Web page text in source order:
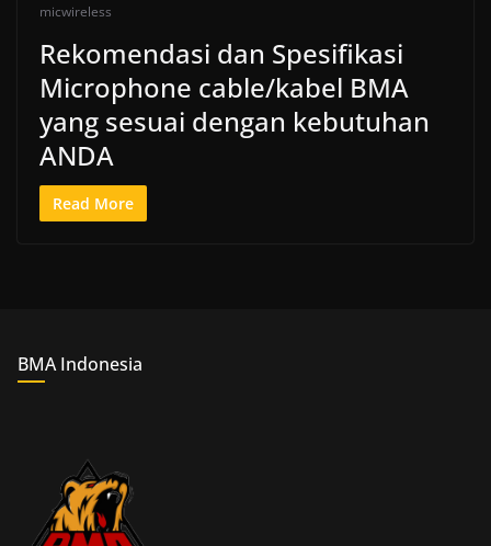
micwireless
Rekomendasi dan Spesifikasi
Microphone cable/kabel BMA
yang sesuai dengan kebutuhan
ANDA
Read More
BMA Indonesia